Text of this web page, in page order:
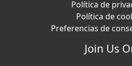
Política de
Política de
Preferencias de
Join Us